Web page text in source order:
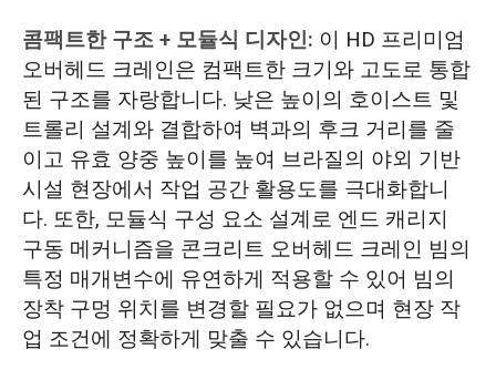
콤팩트한 구조 + 모듈식 디자인: 이 HD 프리미엄
오버헤드 크레인은 컴팩트한 크기와 고도로 통합
된 구조를 자랑합니다. 낮은 높이의 호이스트 및
트롤리 설계와 결합하여 벽과의 후크 거리를 줄
이고 유효 양중 높이를 높여 브라질의 야외 기반
시설 현장에서 작업 공간 활용도를 극대화합니
다. 또한, 모듈식 구성 요소 설계로 엔드 캐리지
구동 메커니즘을 콘크리트 오버헤드 크레인 빔의
특정 매개변수에 유연하게 적용할 수 있어 빔의
장착 구멍 위치를 변경할 필요가 없으며 현장 작
업 조건에 정확하게 맞출 수 있습니다.